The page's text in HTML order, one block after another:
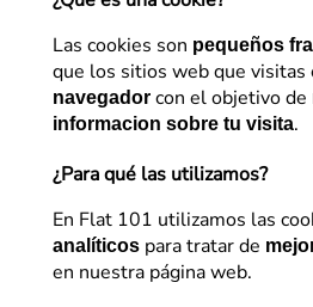
Las cookies son pequeños
que los sitios web que visitas
navegador con el objetivo de
informacion sobre tu visita.
¿Para qué las utilizamos?
En Flat 101 utilizamos las
analíticos para tratar de
en nuestra página web.
Anterior
SEO
Conquista las
difíciles con
Jorge Pisabarro